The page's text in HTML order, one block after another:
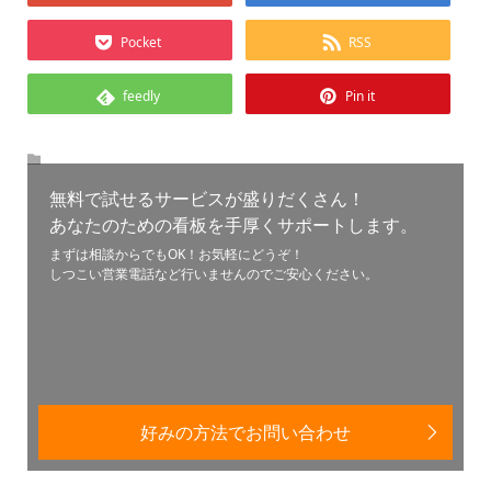
Pocket RSS
feedly Pin it
無料で試せるサービスが盛りだくさん！
あなたのための看板を手厚くサポートします。
まずは相談からでもOK！お気軽にどうぞ！
しつこい営業電話など行いませんのでご安心ください。
好みの方法でお問い合わせ